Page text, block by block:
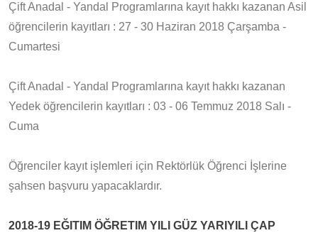
Çift Anadal - Yandal Programlarına kayıt hakkı kazanan Asil
öğrencilerin kayıtları : 27 - 30 Haziran 2018 Çarşamba -
Cumartesi
Çift Anadal - Yandal Programlarına kayıt hakkı kazanan
Yedek öğrencilerin kayıtları : 03 - 06 Temmuz 2018 Salı -
Cuma
Öğrenciler kayıt işlemleri için Rektörlük Öğrenci İşlerine
şahsen başvuru yapacaklardır.
2018-19 EĞITIM ÖĞRETIM YILI GÜZ YARIYILI ÇAP